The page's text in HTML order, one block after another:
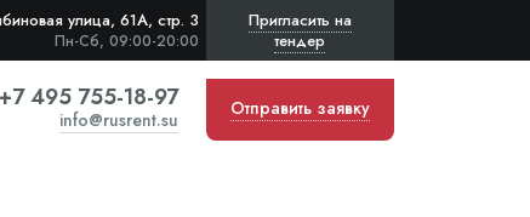
улица, 61А, стр. 3
Пн-Сб, 09:00-20:00
Пригласить на
тендер
+7 495 755-18-97
info@rusrent.su Отправить заявку